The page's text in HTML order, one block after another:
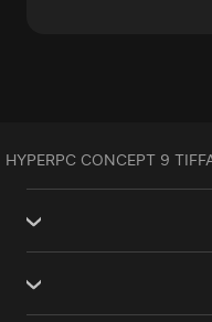
HYPERPC CONCEPT 9